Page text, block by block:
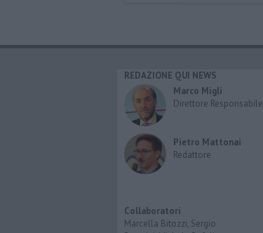
REDAZIONE QUI NEWS
Marco Migli
Direttore Responsabile
Pietro Mattonai
Redattore
Collaboratori
Marcella Bitozzi, Sergio